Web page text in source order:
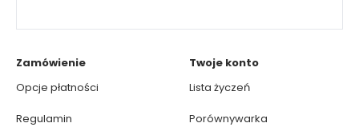
Zamówienie
Opcje płatności
Regulamin
Twoje konto
Lista życzeń
Porównywarka